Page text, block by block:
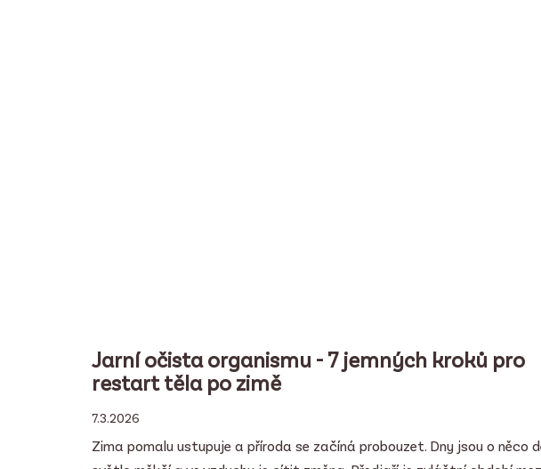
Jarní očista organismu - 7 jemných kroků pro
restart těla po zimě
7.3.2026
Zima pomalu ustupuje a příroda se začíná probouzet. Dny jsou o něco